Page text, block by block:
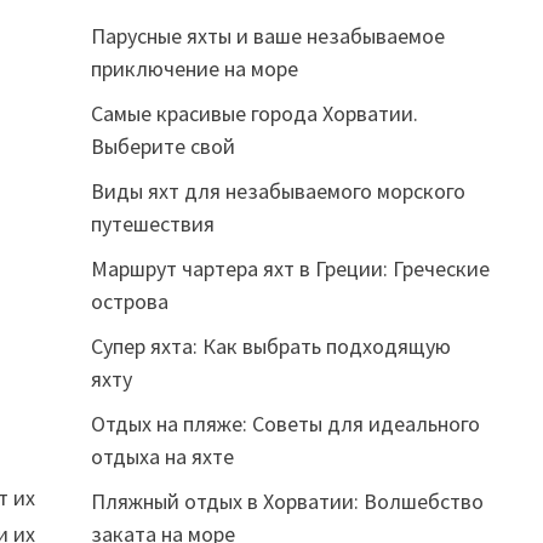
их
их
Парусные яхты и ваше незабываемое
приключение на море
Самые красивые города Хорватии.
Выберите свой
Виды яхт для незабываемого морского
путешествия
Маршрут чартера яхт в Греции: Греческие
острова
Супер яхта: Как выбрать подходящую
яхту
Отдых на пляже: Советы для идеального
отдыха на яхте
Пляжный отдых в Хорватии: Волшебство
заката на море